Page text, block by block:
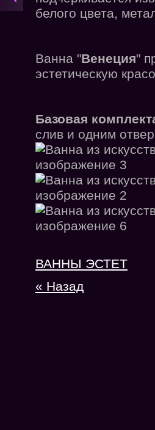
белого цвета,
Ванна "Венеция"
эстетическую
Базовая
слив и одним
ВАННЫ ЭСТЕТ
« Назад